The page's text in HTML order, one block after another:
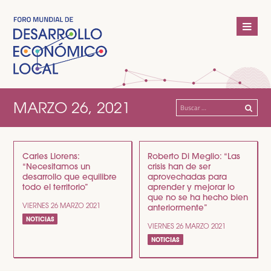
MARZO 26, 2021 Buscar:
Carles Llorens:
“Necesitamos un
desarrollo que equilibre
todo el territorio”
VIERNES 26 MARZO 2021
NOTICIAS
Roberto Di Meglio: “Las
crisis han de ser
aprovechadas para
aprender y mejorar lo
que no se ha hecho bien
anteriormente”
VIERNES 26 MARZO 2021
NOTICIAS